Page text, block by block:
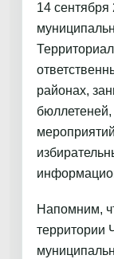
14 сентября
районах,
Напомним,
территории